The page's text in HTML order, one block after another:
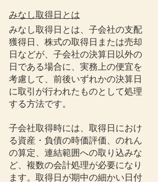
みなし取得日とは
みなし取得日とは、子会社の支配
獲得日、株式の取得日または売却
日などが、子会社の決算日以外の
日である場合に、実務上の便宜を
考慮して、前後いずれかの決算日
に取引が行われたものとして処理
する方法です。
子会社取得時には、取得日におけ
る資産・負債の時価評価、のれん
の算定、連結範囲への取り込みな
ど、複数の会計処理が必要になり
ます。取得日が期中の細かい日付